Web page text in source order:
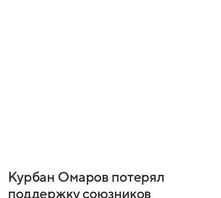
Курбан Омаров потерял
поддержку союзников